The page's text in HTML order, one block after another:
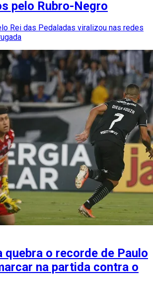
pelo Rubro-Negro
Rei das Pedaladas viralizou nas redes
quebra o recorde de Paulo
na partida contra o